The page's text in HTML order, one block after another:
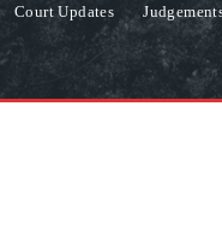
Court Updates